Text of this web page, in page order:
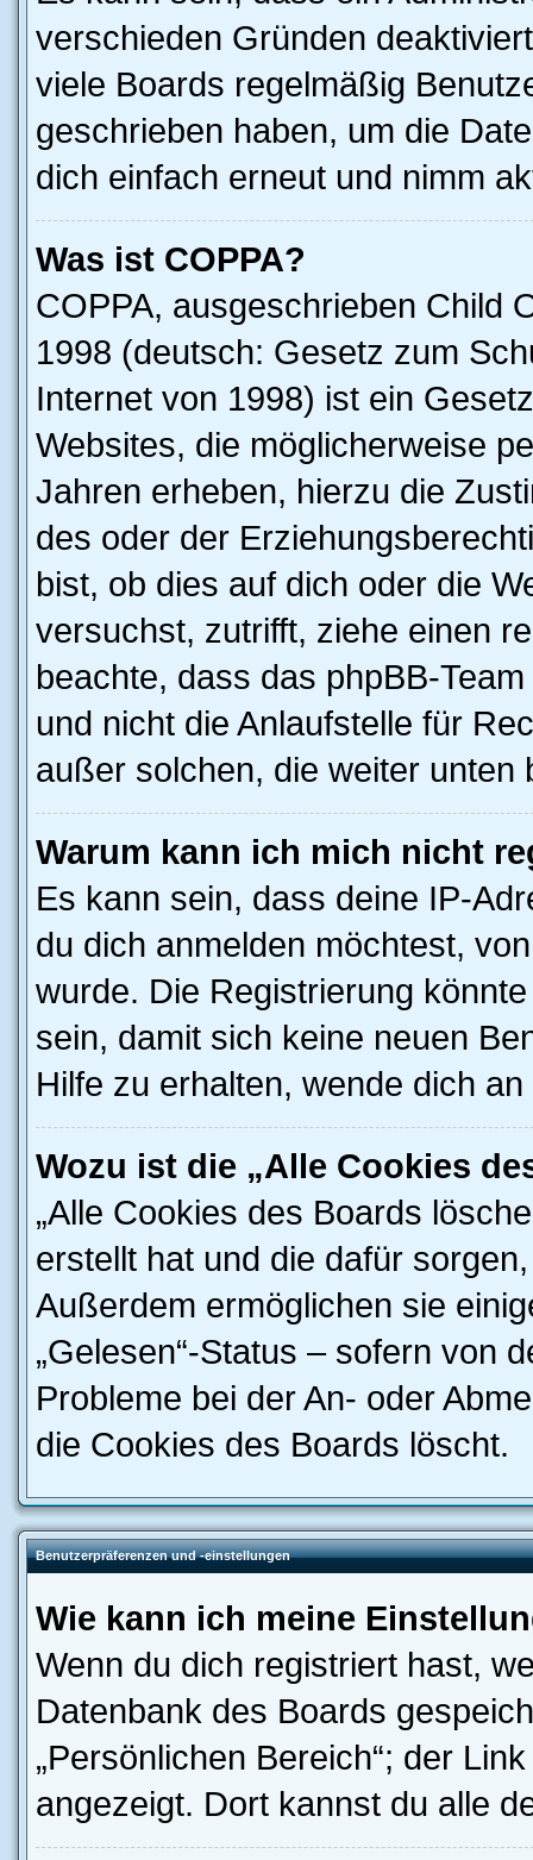
verschieden Gründen
viele Boards regelmäßig
geschrieben haben, um die
dich einfach erneut und nimm
Was ist COPPA?
COPPA, ausgeschrieben Child
1998 (deutsch: Gesetz zum
Internet von 1998) ist ein
Websites, die möglicherweise
Jahren erheben, hierzu die
des oder der
bist, ob dies auf dich oder die
versuchst, zutrifft, ziehe einen
beachte, dass das phpBB-
und nicht die Anlaufstelle für
außer solchen, die weiter unten
Warum kann ich mich nicht
Es kann sein, dass deine IP-
du dich anmelden möchtest,
wurde. Die Registrierung
sein, damit sich keine neuen
Hilfe zu erhalten, wende dich
Wozu ist die „Alle Cookies
„Alle Cookies des Boards
erstellt hat und die dafür
Außerdem ermöglichen sie
„Gelesen“-Status – sofern von
Probleme bei der An- oder
die Cookies des Boards löscht.
Benutzerpräferenzen und -einstellungen
Wie kann ich meine
Wenn du dich registriert hast,
Datenbank des Boards
„Persönlichen Bereich“; der
angezeigt. Dort kannst du alle